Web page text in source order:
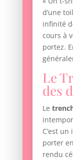
d’une
infinité
cours à
portez.
Le
des
Le
C’est
porter
rendu